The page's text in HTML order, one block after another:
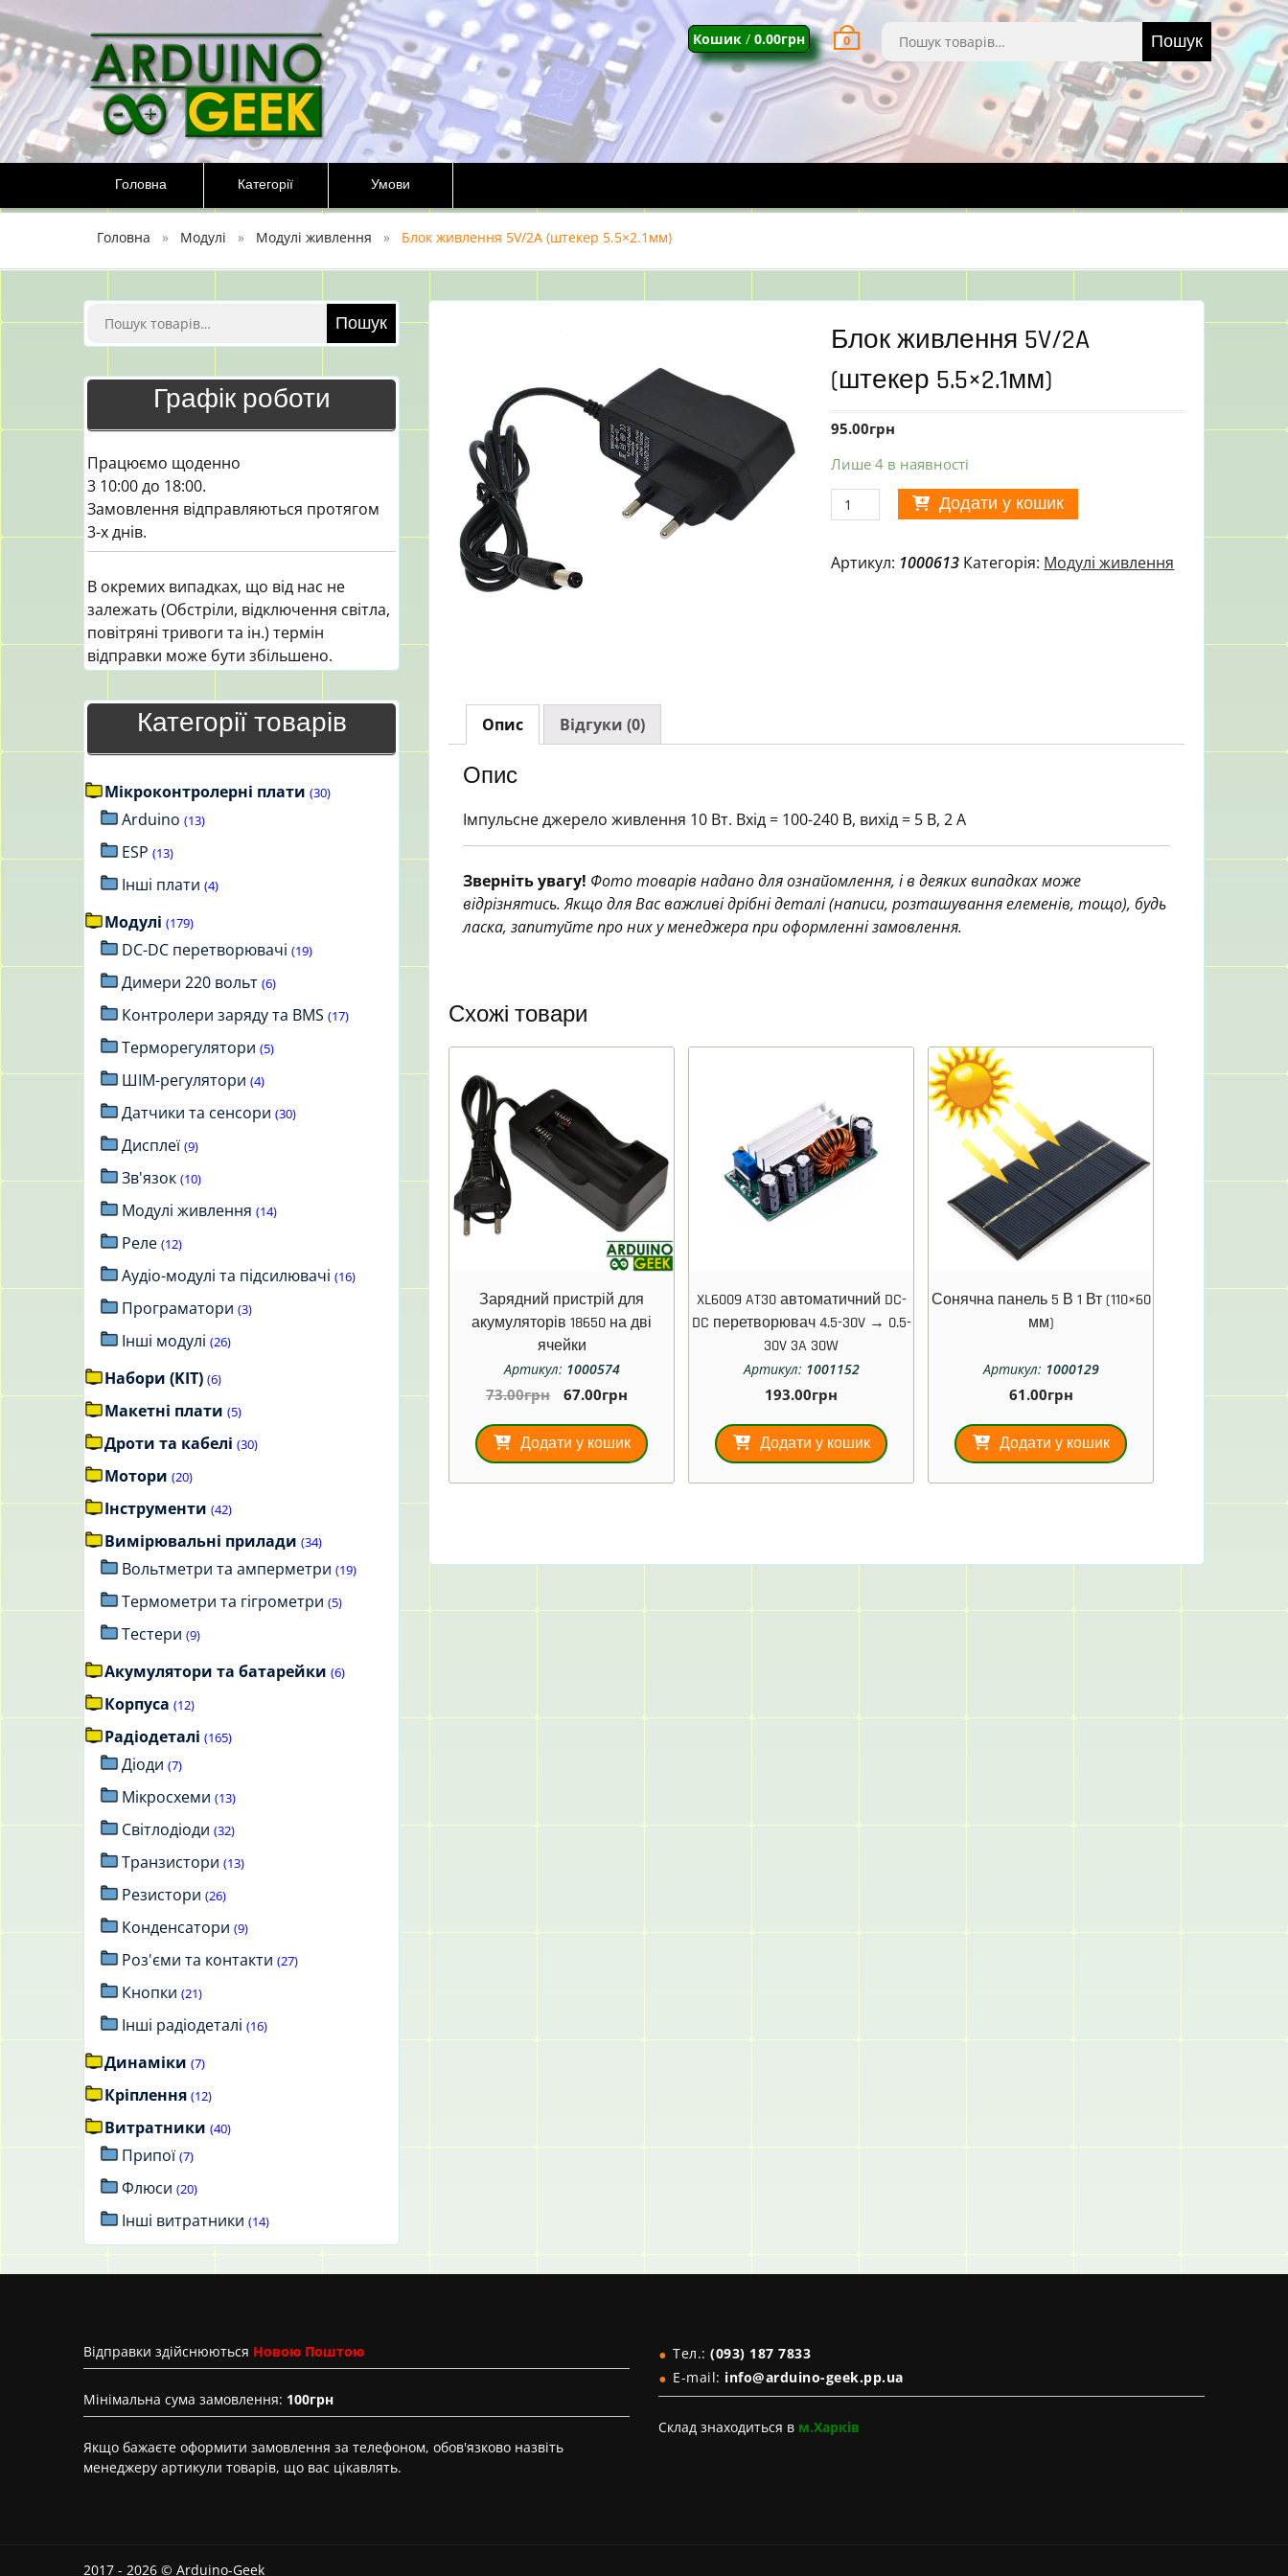
Перейти
до
вмісту
Шукати: Пошук
Кошик / 0.00грн 0
Головна Категорії Умови
Головна Модулі Модулі живлення Блок живлення 5V/2A (штекер 5.5×2.1мм)
Блок живлення 5V/2A
(штекер 5.5×2.1мм)
95.00грн
Лише 4 в наявності
Блок
живлення
(штекер
Додати у кошик
Артикул: 1000613 Категорія: Модулі живлення
Опис Відгуки (0)
Опис
Імпульсне джерело живлення 10 Вт. Вхід = 100-240 В, вихід = 5 В, 2 А
Зверніть увагу! Фото товарів надано для ознайомлення, і в деяких випадках може
відрізнятись. Якщо для Вас важливі дрібні деталі (написи, розташування елеменів, тощо), будь
ласка, запитуйте про них у менеджера при оформленні замовлення.
Схожі товари
Зарядний пристрій для
акумуляторів 18650 на дві
ячейки
Артикул: 1000574
73.00грн 67.00грн
Додати у кошик
XL6009 AT30 автоматичний DC-
DC перетворювач 4.5-30V → 0.5-
30V 3A 30W
Артикул: 1001152
193.00грн
Додати у кошик
Сонячна панель 5 В 1 Вт (110×60
мм)
Артикул: 1000129
61.00грн
Додати у кошик
Шукати: Пошук
Графік роботи
Працюємо щоденно
3 10:00 до 18:00.
Замовлення відправляються протягом
3-х днів.
В окремих випадках, що від нас не
залежать (Обстріли, відключення світла,
повітряні тривоги та ін.) термін
відправки може бути збільшено.
Категорії товарів
Мікроконтролерні плати (30)
Arduino (13)
ESP (13)
Інші плати (4)
Модулі (179)
DC-DC перетворювачі (19)
Димери 220 вольт (6)
Контролери заряду та BMS (17)
Терморегулятори (5)
ШІМ-регулятори (4)
Датчики та сенсори (30)
Дисплеї (9)
Зв'язок (10)
Модулі живлення (14)
Реле (12)
Аудіо-модулі та підсилювачі (16)
Програматори (3)
Інші модулі (26)
Набори (KIT) (6)
Макетні плати (5)
Дроти та кабелі (30)
Мотори (20)
Інструменти (42)
Вимірювальні прилади (34)
Вольтметри та амперметри (19)
Термометри та гігрометри (5)
Тестери (9)
Акумулятори та батарейки (6)
Корпуса (12)
Радіодеталі (165)
Діоди (7)
Мікросхеми (13)
Світлодіоди (32)
Транзистори (13)
Резистори (26)
Конденсатори (9)
Роз'єми та контакти (27)
Кнопки (21)
Інші радіодеталі (16)
Динаміки (7)
Кріплення (12)
Витратники (40)
Припої (7)
Флюси (20)
Інші витратники (14)
Вiдправки здійснюються Новою Поштою
Мінімальна сума замовлення: 100грн
Якщо бажаєте оформити замовлення за телефоном, обов'язково назвіть
менеджеру артикули товарів, що вас цікавлять.
Тел.: (093) 187 7833
E-mail: info@arduino-geek.pp.ua
Склад знаходиться в м.Харків
2017 - 2026 © Arduino-Geek